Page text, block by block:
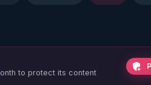
to protect its content